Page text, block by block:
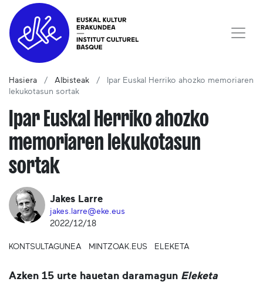
Hasiera Albisteak
Ipar Euskal Herriko ahozko memoriaren
lekukotasun sortak
Ipar Euskal Herriko ahozko
memoriaren lekukotasun
sortak
Jakes Larre
jakes.larre@eke.eus
2022/12/18
KONTSULTAGUNEA MINTZOAK.EUS ELEKETA
Azken 15 urte hauetan daramagun Eleketa